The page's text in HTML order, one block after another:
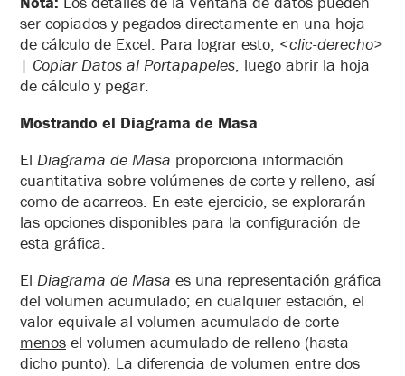
ser copiados y pegados directamente en una hoja
de cálculo de Excel. Para lograr esto, <clic-derecho>
| Copiar Datos al Portapapeles, luego abrir la hoja
de cálculo y pegar.
Mostrando el Diagrama de Masa
El Diagrama de Masa proporciona información
cuantitativa sobre volúmenes de corte y relleno, así
como de acarreos. En este ejercicio, se explorarán
las opciones disponibles para la configuración de
esta gráfica.
El Diagrama de Masa es una representación gráfica
del volumen acumulado; en cualquier estación, el
valor equivale al volumen acumulado de corte
menos el volumen acumulado de relleno (hasta
dicho punto). La diferencia de volumen entre dos